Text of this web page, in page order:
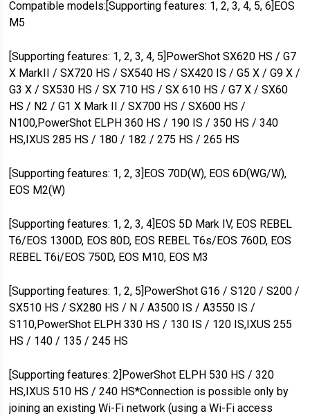
Compatible models:[Supporting features: 1, 2, 3, 4, 5, 6]EOS
M5
[Supporting features: 1, 2, 3, 4, 5]PowerShot SX620 HS / G7
X MarkII / SX720 HS / SX540 HS / SX420 IS / G5 X / G9 X /
G3 X / SX530 HS / SX 710 HS / SX 610 HS / G7 X / SX60
HS / N2 / G1 X Mark II / SX700 HS / SX600 HS /
N100,PowerShot ELPH 360 HS / 190 IS / 350 HS / 340
HS,IXUS 285 HS / 180 / 182 / 275 HS / 265 HS
[Supporting features: 1, 2, 3]EOS 70D(W), EOS 6D(WG/W),
EOS M2(W)
[Supporting features: 1, 2, 3, 4]EOS 5D Mark IV, EOS REBEL
T6/EOS 1300D, EOS 80D, EOS REBEL T6s/EOS 760D, EOS
REBEL T6i/EOS 750D, EOS M10, EOS M3
[Supporting features: 1, 2, 5]PowerShot G16 / S120 / S200 /
SX510 HS / SX280 HS / N / A3500 IS / A3550 IS /
S110,PowerShot ELPH 330 HS / 130 IS / 120 IS,IXUS 255
HS / 140 / 135 / 245 HS
[Supporting features: 2]PowerShot ELPH 530 HS / 320
HS,IXUS 510 HS / 240 HS*Connection is possible only by
joining an existing Wi-Fi network (using a Wi-Fi access